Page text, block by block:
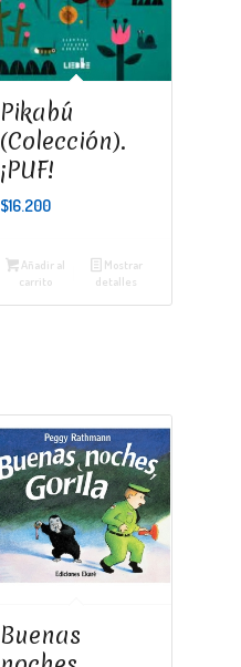
Pikabú
(Colección).
¡PUF!
$16.200
Añadir al
carrito
Mostrar
detalles
Buenas